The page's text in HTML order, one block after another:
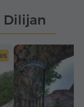
Dilijan